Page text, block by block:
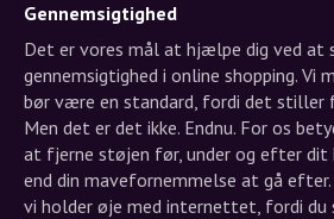
Gennemsigtighed
Det er vores mål at hjælpe dig ved at
gennemsigtighed i online shopping. Vi
bør være en standard, fordi det stiller
Men det er det ikke. Endnu. For os
at fjerne støjen før, under og efter dit
end din mavefornemmelse at gå
vi holder øje med internettet, fordi du